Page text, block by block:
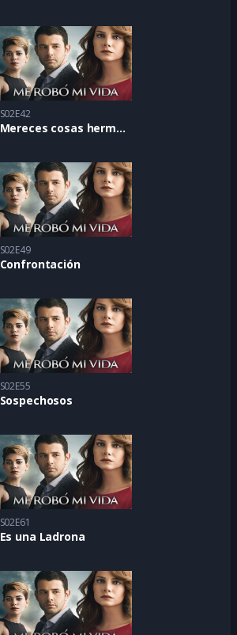
S02E42
Mereces cosas hermosas
S02E49
Confrontación
S02E55
Sospechosos
S02E61
Es una Ladrona